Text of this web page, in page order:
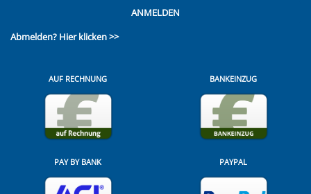
ANMELDEN
Abmelden? Hier klicken >>
AUF RECHNUNG BANKEINZUG
PAY BY BANK PAYPAL